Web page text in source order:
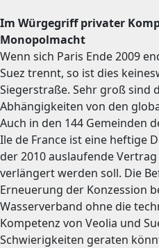
Im Würgegriff privater
Monopolmacht
Wenn sich Paris Ende 2009
Suez trennt, so ist dies
Siegerstraße. Sehr groß sind
Abhängigkeiten von den
Auch in den 144 Gemeinden
Ile de France ist eine heftige
der 2010 auslaufende
verlängert werden soll. Die
Erneuerung der Konzession
Wasserverband ohne die
Kompetenz von Veolia und
Schwierigkeiten geraten